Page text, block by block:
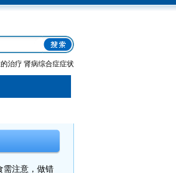
治疗 肾病综合症症状
需注意，做错